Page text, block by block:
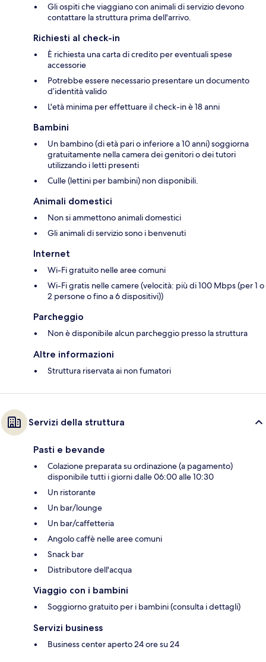
Gli ospiti che viaggiano con animali di servizio devono
contattare la struttura prima dell'arrivo.
Richiesti al check-in
È richiesta una carta di credito per eventuali spese
accessorie
Potrebbe essere necessario presentare un documento
d’identità valido
L'età minima per effettuare il check-in è 18 anni
Bambini
Un bambino (di età pari o inferiore a 10 anni) soggiorna
gratuitamente nella camera dei genitori o dei tutori
utilizzando i letti presenti
Culle (lettini per bambini) non disponibili.
Animali domestici
Non si ammettono animali domestici
Gli animali di servizio sono i benvenuti
Internet
Wi-Fi gratuito nelle aree comuni
Wi-Fi gratis nelle camere (velocità: più di 100 Mbps (per 1 o
2 persone o fino a 6 dispositivi))
Parcheggio
Non è disponibile alcun parcheggio presso la struttura
Altre informazioni
Struttura riservata ai non fumatori
Servizi della struttura
Pasti e bevande
Colazione preparata su ordinazione (a pagamento)
disponibile tutti i giorni dalle 06:00 alle 10:30
Un ristorante
Un bar/lounge
Un bar/caffetteria
Angolo caffè nelle aree comuni
Snack bar
Distributore dell'acqua
Viaggio con i bambini
Soggiorno gratuito per i bambini (consulta i dettagli)
Servizi business
Business center aperto 24 ore su 24